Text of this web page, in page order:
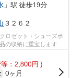
」駅 徒歩19分
３２６２
ロゼット・シューズボ
の収納に重宝します。
：2,800円 )
0ヶ月